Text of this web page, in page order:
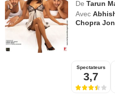
De Tarun
Avec
Chopra
Spectateurs
3,7